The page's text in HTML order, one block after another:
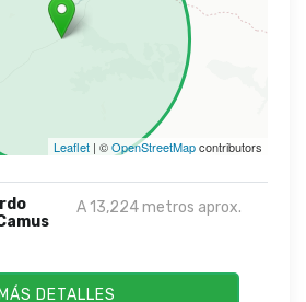
Leaflet | ©OpenStreetMapcontributors
A 13,224 metros aprox.
MÁS DETALLES